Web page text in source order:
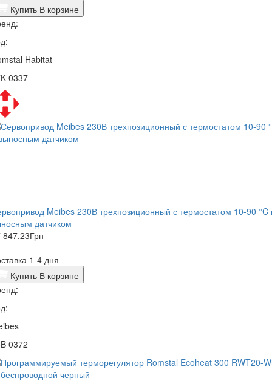
Купить В корзине
Habitat
0337
Meibes 230В трехпозиционный с термостатом 10-90 °C
датчиком
847,23Грн
1-4 дня
Купить В корзине
0372